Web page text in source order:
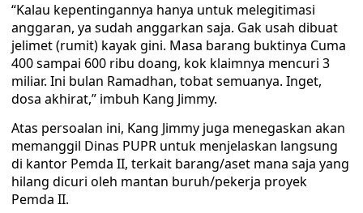
“Kalau kepentingannya hanya untuk melegitimasi
anggaran, ya sudah anggarkan saja. Gak usah dibuat
jelimet (rumit) kayak gini. Masa barang buktinya Cuma
400 sampai 600 ribu doang, kok klaimnya mencuri 3
miliar. Ini bulan Ramadhan, tobat semuanya. Inget,
dosa akhirat,” imbuh Kang Jimmy.
Atas persoalan ini, Kang Jimmy juga menegaskan akan
memanggil Dinas PUPR untuk menjelaskan langsung
di kantor Pemda II, terkait barang/aset mana saja yang
hilang dicuri oleh mantan buruh/pekerja proyek
Pemda II.